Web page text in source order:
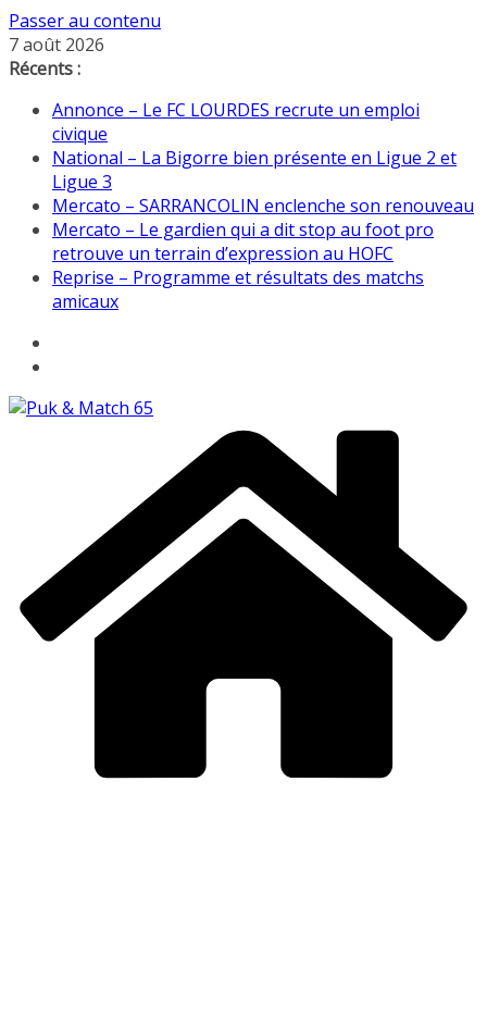
Passer au contenu
7 août 2026
Récents :
Annonce – Le FC LOURDES recrute un emploi
civique
National – La Bigorre bien présente en Ligue 2 et
Ligue 3
Mercato – SARRANCOLIN enclenche son renouveau
Mercato – Le gardien qui a dit stop au foot pro
retrouve un terrain d’expression au HOFC
Reprise – Programme et résultats des matchs
amicaux